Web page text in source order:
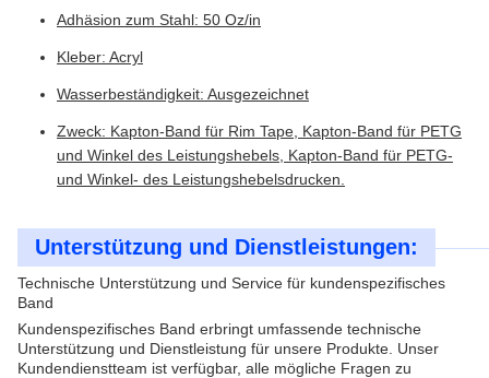
Adhäsion zum Stahl: 50 Oz/in
Kleber: Acryl
Wasserbeständigkeit: Ausgezeichnet
Zweck: Kapton-Band für Rim Tape, Kapton-Band für PETG
und Winkel des Leistungshebels, Kapton-Band für PETG-
und Winkel- des Leistungshebelsdrucken.
Unterstützung und Dienstleistungen:
Technische Unterstützung und Service für kundenspezifisches
Band
Kundenspezifisches Band erbringt umfassende technische
Unterstützung und Dienstleistung für unsere Produkte. Unser
Kundendienstteam ist verfügbar, alle mögliche Fragen zu